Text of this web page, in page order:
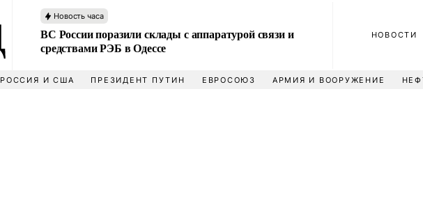
Новость часа
ВС России поразили склады с аппаратурой связи и
средствами РЭБ в Одессе
НОВОСТИ
РОССИЯ И США ПРЕЗИДЕНТ ПУТИН ЕВРОСОЮЗ АРМИЯ И ВООРУЖЕНИЕ